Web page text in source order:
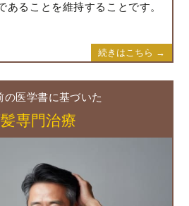
あることを維持することです。
続きはこちら →
の医学書に基づいた
専門治療